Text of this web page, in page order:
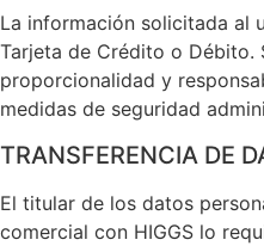
La información solicitada al
Tarjeta de Crédito o Débito.
proporcionalidad y
medidas de seguridad
TRANSFERENCIA DE
El titular de los datos
comercial con HIGGS lo